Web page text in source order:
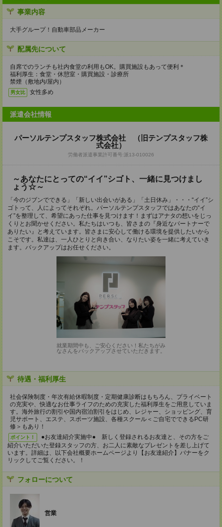
事業内容
大手グループ！自動車部品メーカー
配属先について
自席でのランチも社内食堂の利用もOK。購買施設もあって便利＊
福利厚生：食堂・休憩室・購買施設・診療所
禁煙（敷地内/屋内）
男女比 女性多め
派遣会社情報
パーソルテンプスタッフ株式会社 （旧テンプスタッフ株
式会社）
労働者派遣事業許可番号:派13-010026
～あなたにとっての“イイ”シゴト、一緒に見つけまし
ょう☆～
「今のジブンでできる」「新しい出会いがある」「土日休み」・・・“イイ”シ
ゴトって、人によってそれぞれ。パーソルテンプスタッフではあなたの“イ
イ”を整理して、希望にあった仕事を見つけます！まずはアナタの想いをじっ
くりとお聞かせください。私たちはいつも、皆さまの『身近なパートナーで
ありたい』と考えています。皆さまに安心して働ける環境を提供したいから
こそです。私達は、一人ひとりと向き合い、なりたい姿を一緒に考えていき
ます。バックアップはお任せください。
就業期間中も、ご安心ください！私たちがみ
なさんをバックアップさせていただきます。
待遇・福利厚生
社会保険制度・年次有給休暇制度・定期健康診断はもちろん、プライベート
の充実や、快適なお仕事ライフのための充実した福利厚生をご用意していま
す。海外旅行の割引や国内宿泊割引をはじめ、レジャー、ショッピング、育
児サポート、エステ、スポーツ施設、各種スクール＜ご自宅でできるPC研
修＞もあり！
ポイント！
●お友達紹介実施中● 新しく登録されるお友達と、その方をご
紹介いただいた登録スタッフの方、お二人に素敵なプレゼントを差し上げて
います。詳細は、以下会社概要ホームページより【お友達紹介】バナーをク
リックしてご覧ください。！
フォローについて
営業